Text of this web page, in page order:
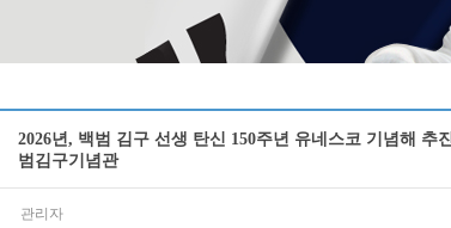
2026년, 백범 김구 선생 탄신 150주년 유네스코 기념해 추
범김구기념관
관리자